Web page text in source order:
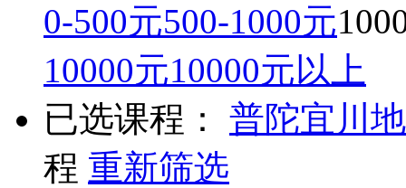
0-500元500-1000元
10000元10000元以上
已选课程：
普陀宜川
程 重新筛选